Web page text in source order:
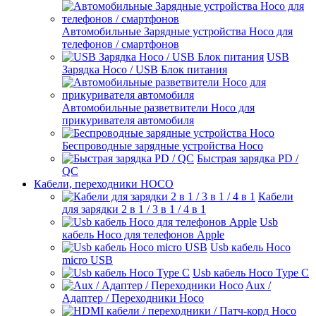
Автомобильные Зарядные устройства Hoco для
телефонов / смартфонов
USB
Зарядка Hoco / USB Блок питания
Автомобильные разветвители Hoco для
прикуривателя автомобиля
Беспроводные зарядные устройства Hoco
Быстрая зарядка PD /
QC
Кабели, переходники HOCO
Кабели
для зарядки 2 в 1 / 3 в 1 / 4 в 1
Usb
кабель Hoco для телефонов Apple
Usb кабель Hoco
micro USB
Usb кабель Hoco Type C
Aux /
Адаптер / Переходники Hoco